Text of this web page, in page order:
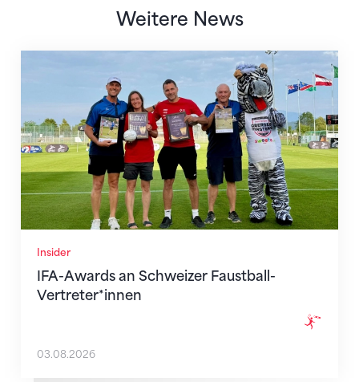
Weitere News
Insider
IFA-Awards an Schweizer Faustball-
Vertreter*innen
IFA-Awards an Schweizer Faustball-Vertreter*innen
03.08.2026